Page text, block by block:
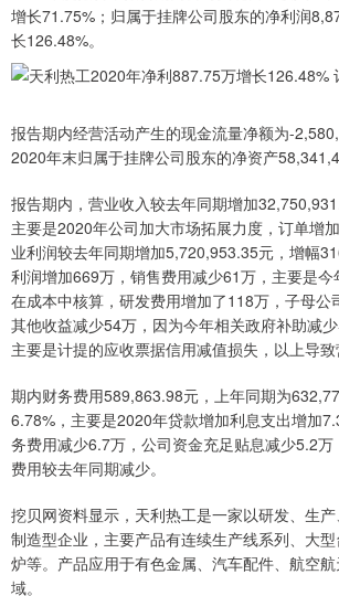
增长71.75%；归属于挂牌公司股东的净利润
长126.48%。
报告期内经营活动产生的现金流量净额为-
2020年末归属于挂牌公司股东的净资产
报告期内，营业收入较去年同期增加
主要是2020年公司加大市场拓展力度，订单增
业利润较去年同期增加5,720,953.35元，增幅
利润增加669万，销售费用减少61万，主要是
在成本中核算，研发费用增加了118万，子母公
其他收益减少54万，因为今年相关政府补助减
主要是计提的应收票据信用减值损失，以上导致
期内财务费用589,863.98元，上年同期为
6.78%，主要是2020年贷款增加利息支出增加
务费用减少6.7万，公司资金充足贴息减少5.2
费用较去年同期减少。
挖贝网资料显示，天利热工是一家以研发、生
制造型企业，主要产品有连续生产线系列、大
炉等。产品应用于有色金属、汽车配件、航空
域。